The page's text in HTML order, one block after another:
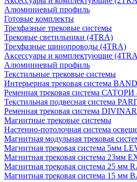
Алюминиевый профиль
Готовые комплекты
Трехфазные трековые системы
Трековые светильники (4TRA)
Трехфазные шинопроводы (4TRA)
Аксессуары и комплектующие
Алюминиевый профиль
Текстильные трековые системы
Интерьерная трековая система
Ременная трековая система
Текстильная подвесная система
Ременная трековая система
Магнитные трековые системы
Настенно-потолочная система
Магнитная модульная трековая
Магнитная трековая система 5мм
Магнитная трековая система 23мм
Магнитная трековая система 25 мм
Магнитная трековая система 15 мм